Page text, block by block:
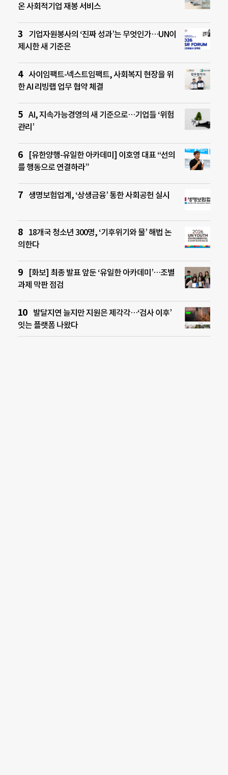
온 사회적기업 재봉 서비스
기업자원봉사의 ‘진짜 성과’는 무엇인가…UN이
제시한 새 기준은
사이임팩트-넥스트임팩트, 사회복지 현장을 위
한 AI 리빙랩 업무 협약 체결
AI, 지속가능경영의 새 기준으로…기업들 ‘위험
관리’
[유한양행-유일한 아카데미] 이호영 대표 “선의
를 행동으로 연결하라”
생명보험업계, ‘상생금융’ 통한 사회공헌 실시
18개국 청소년 300명, ‘기후위기와 물’ 해법 논
의한다
[화보] 최종 발표 앞둔 ‘유일한 아카데미’…조별
과제 막판 점검
발달지연 늘지만 지원은 제각각…‘검사 이후’
잇는 플랫폼 나왔다